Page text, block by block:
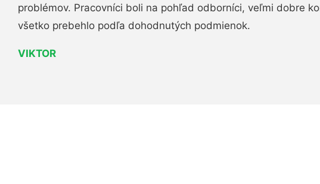
problémov. Pracovníci boli na pohľad odborníci, veľmi dobre
všetko prebehlo podľa dohodnutých podmienok.
VIKTOR